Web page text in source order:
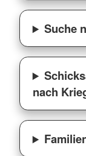
Suche
nach